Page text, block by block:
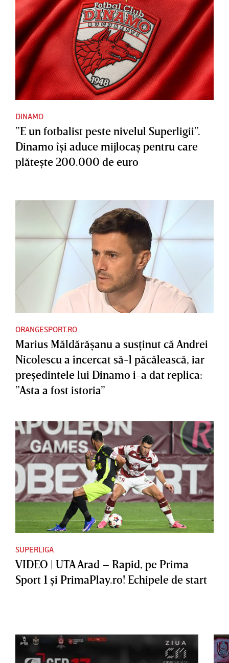
DINAMO
”E un fotbalist peste nivelul Superligii”.
Dinamo îşi aduce mijlocaş pentru care
plăteşte 200.000 de euro
ORANGESPORT.RO
Marius Măldărăşanu a susţinut că Andrei
Nicolescu a încercat să-l păcălească, iar
preşedintele lui Dinamo i-a dat replica:
”Asta a fost istoria”
SUPERLIGA
VIDEO | UTA Arad – Rapid, pe Prima
Sport 1 şi PrimaPlay.ro! Echipele de start